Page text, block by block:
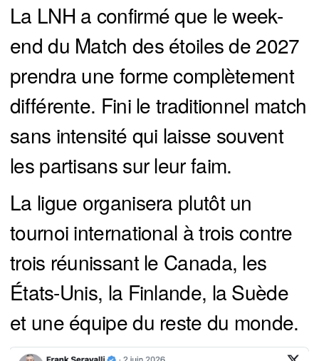
La LNH a confirmé que le week-
end du Match des étoiles de 2027
prendra une forme complètement
différente. Fini le traditionnel match
sans intensité qui laisse souvent
les partisans sur leur faim.
La ligue organisera plutôt un
tournoi international à trois contre
trois réunissant le Canada, les
États-Unis, la Finlande, la Suède
et une équipe du reste du monde.